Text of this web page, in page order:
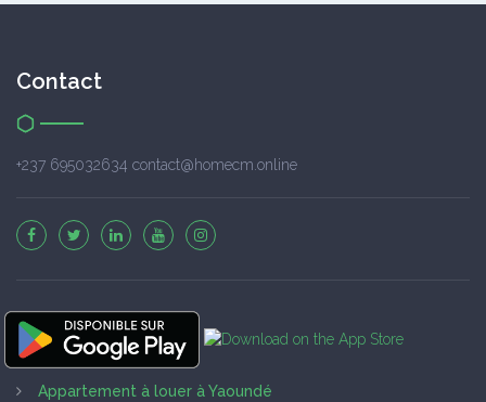
Contact
+237 695032634 contact@homecm.online
Appartement à louer à Yaoundé